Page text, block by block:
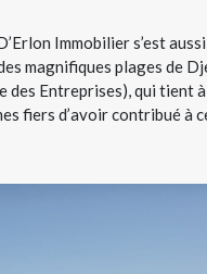
Immobilier s’est
magnifiques plages de
Entreprises), qui tient
fiers d’avoir contribué à